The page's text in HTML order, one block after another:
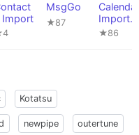
Import
MsgGo
★87
Calendar
Import-
Export
★86
Kotatsu
newpipe outertune